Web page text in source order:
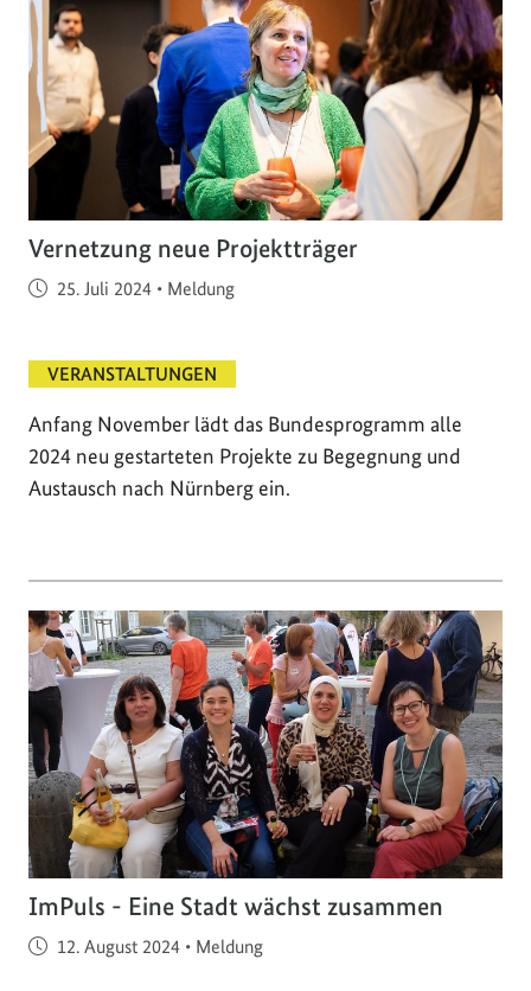
Vernetzung neue Projektträger
Veröffentlicht am
25. Juli 2024 • Meldung
VERANSTALTUNGEN
Anfang November lädt das Bundesprogramm alle
2024 neu gestarteten Projekte zu Begegnung und
Austausch nach Nürnberg ein.
ImPuls - Eine Stadt wächst zusammen
Veröffentlicht am
12. August 2024 • Meldung